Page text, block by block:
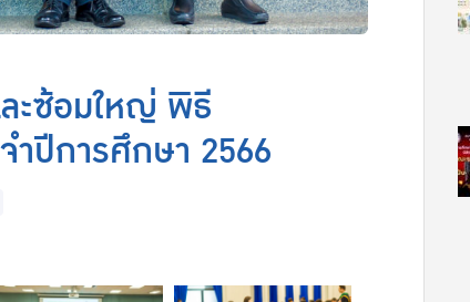
ะซ้อมใหญ่ พิธี
ปีการศึกษา 2566